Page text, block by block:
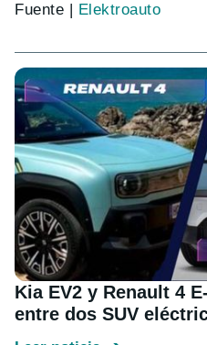
Fuente | Elektroauto
Kia EV2 y Renault 4
entre dos SUV